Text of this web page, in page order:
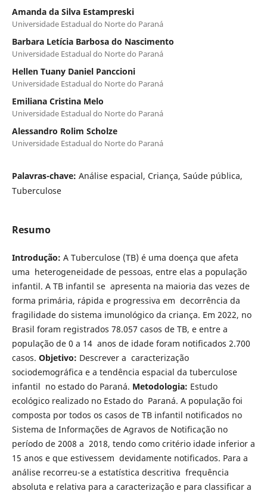
Amanda da Silva Estampreski
Universidade Estadual do Norte do Paraná
Barbara Letícia Barbosa do Nascimento
Universidade Estadual do Norte do Paraná
Hellen Tuany Daniel Panccioni
Universidade Estadual do Norte do Paraná
Emiliana Cristina Melo
Universidade Estadual do Norte do Paraná
Alessandro Rolim Scholze
Universidade Estadual do Norte do Paraná
Palavras-chave: Análise espacial, Criança, Saúde pública,
Tuberculose
Resumo
Introdução: A Tuberculose (TB) é uma doença que afeta
uma heterogeneidade de pessoas, entre elas a população
infantil. A TB infantil se apresenta na maioria das vezes de
forma primária, rápida e progressiva em decorrência da
fragilidade do sistema imunológico da criança. Em 2022, no
Brasil foram registrados 78.057 casos de TB, e entre a
população de 0 a 14 anos de idade foram notificados 2.700
casos. Objetivo: Descrever a caracterização
sociodemográfica e a tendência espacial da tuberculose
infantil no estado do Paraná. Metodologia: Estudo
ecológico realizado no Estado do Paraná. A população foi
composta por todos os casos de TB infantil notificados no
Sistema de Informações de Agravos de Notificação no
período de 2008 a 2018, tendo como critério idade inferior a
15 anos e que estivessem devidamente notificados. Para a
análise recorreu-se a estatística descritiva frequência
absoluta e relativa para a caracterização e para classificar a